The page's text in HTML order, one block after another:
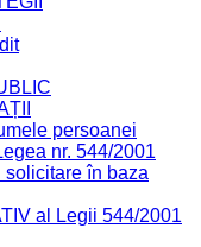
persoanei
nr. 544/2001
solicitare în baza
al Legii 544/2001